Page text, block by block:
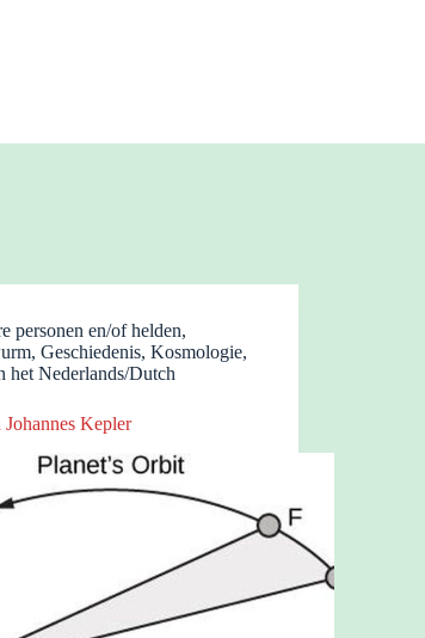
personen en/of helden,
, Geschiedenis, Kosmologie,
het Nederlands/Dutch
Kepler